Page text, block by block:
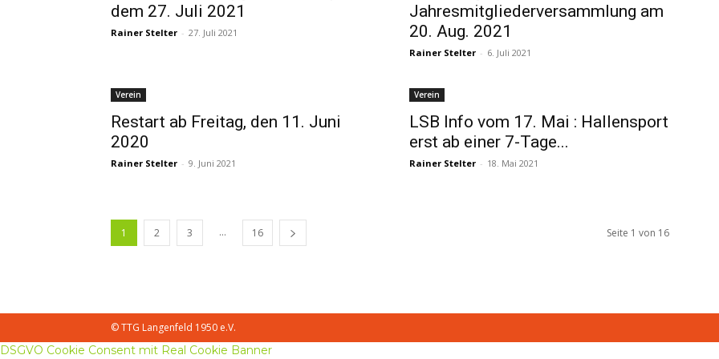
dem 27. Juli 2021
Rainer Stelter - 27. Juli 2021
Jahresmitgliederversammlung am
20. Aug. 2021
Rainer Stelter - 6. Juli 2021
Verein
Restart ab Freitag, den 11. Juni
2020
Rainer Stelter - 9. Juni 2021
Verein
LSB Info vom 17. Mai : Hallensport
erst ab einer 7-Tage...
Rainer Stelter - 18. Mai 2021
1 2 3 ... 16 Seite 1 von 16
© TTG Langenfeld 1950 e.V.
DSGVO Cookie Consent mit Real Cookie Banner